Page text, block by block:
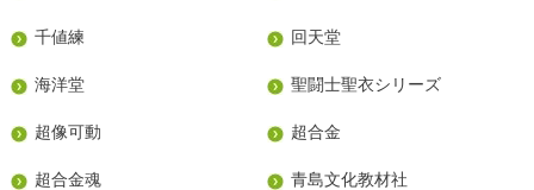
千値練 回天堂
海洋堂 聖闘士聖衣シリーズ
超像可動 超合金
超合金魂 青島文化教材社